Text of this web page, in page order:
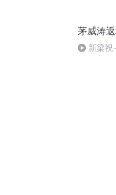
茅威涛
新梁祝